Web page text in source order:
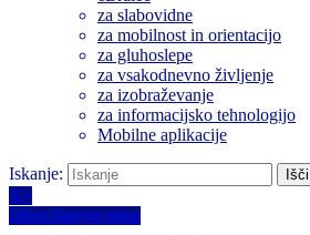
za slabovidne
za mobilnost in orientacijo
za gluhoslepe
za vsakodnevno življenje
za izobraževanje
za informacijsko tehnologijo
Mobilne aplikacije
Iskanje:
A+
Izberi barvno temo